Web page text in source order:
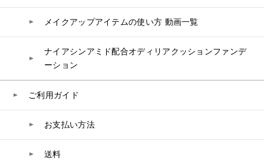
メイクアップアイテムの使い方 動画一覧
ナイアシンアミド配合オディリアクッションファンデ
ーション
ご利用ガイド
お支払い方法
送料